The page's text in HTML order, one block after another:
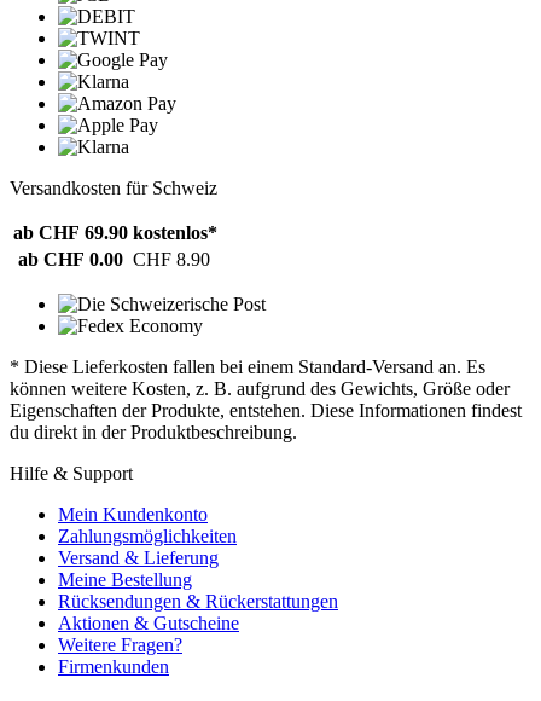
Versandkosten für Schweiz
ab CHF 69.90 kostenlos*
ab CHF 0.00 CHF 8.90
* Diese Lieferkosten fallen bei einem Standard-Versand an. Es
können weitere Kosten, z. B. aufgrund des Gewichts, Größe oder
Eigenschaften der Produkte, entstehen. Diese Informationen findest
du direkt in der Produktbeschreibung.
Hilfe & Support
Mein Kundenkonto
Zahlungsmöglichkeiten
Versand & Lieferung
Meine Bestellung
Rücksendungen & Rückerstattungen
Aktionen & Gutscheine
Weitere Fragen?
Firmenkunden